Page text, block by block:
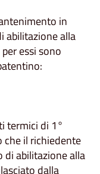
in
abilitazione alla
essi sono
termici di 1°
che il richiedente
di abilitazione alla
dalla